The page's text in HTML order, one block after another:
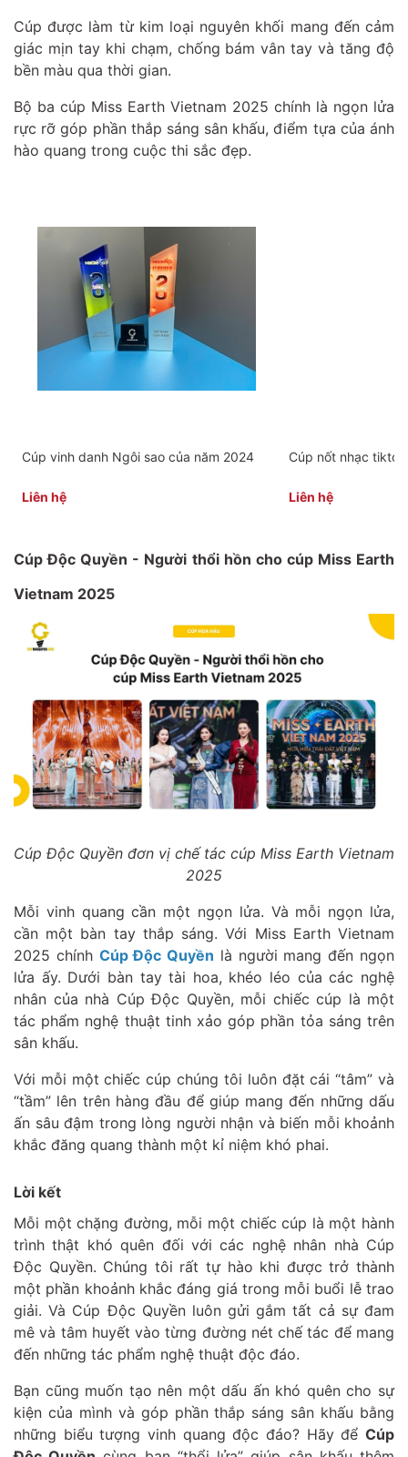
Cúp được làm từ kim loại nguyên khối mang đến cảm
giác mịn tay khi chạm, chống bám vân tay và tăng độ
bền màu qua thời gian.
Bộ ba cúp Miss Earth Vietnam 2025 chính là ngọn lửa
rực rỡ góp phần thắp sáng sân khấu, điểm tựa của ánh
hào quang trong cuộc thi sắc đẹp.
Cúp vinh danh Ngôi sao của năm 2024
Liên hệ
Cúp nốt nhạc tiktok
Liên hệ
Cúp Độc Quyền - Người thổi hồn cho cúp Miss Earth
Vietnam 2025
Cúp Độc Quyền đơn vị chế tác cúp Miss Earth Vietnam
2025
Mỗi vinh quang cần một ngọn lửa. Và mỗi ngọn lửa,
cần một bàn tay thắp sáng. Với Miss Earth Vietnam
2025 chính Cúp Độc Quyền là người mang đến ngọn
lửa ấy. Dưới bàn tay tài hoa, khéo léo của các nghệ
nhân của nhà Cúp Độc Quyền, mỗi chiếc cúp là một
tác phẩm nghệ thuật tinh xảo góp phần tỏa sáng trên
sân khấu.
Với mỗi một chiếc cúp chúng tôi luôn đặt cái “tâm” và
“tầm” lên trên hàng đầu để giúp mang đến những dấu
ấn sâu đậm trong lòng người nhận và biến mỗi khoảnh
khắc đăng quang thành một kỉ niệm khó phai.
Lời kết
Mỗi một chặng đường, mỗi một chiếc cúp là một hành
trình thật khó quên đối với các nghệ nhân nhà Cúp
Độc Quyền. Chúng tôi rất tự hào khi được trở thành
một phần khoảnh khắc đáng giá trong mỗi buổi lễ trao
giải. Và Cúp Độc Quyền luôn gửi gắm tất cả sự đam
mê và tâm huyết vào từng đường nét chế tác để mang
đến những tác phẩm nghệ thuật độc đáo.
Bạn cũng muốn tạo nên một dấu ấn khó quên cho sự
kiện của mình và góp phần thắp sáng sân khấu bằng
những biểu tượng vinh quang độc đáo? Hãy để Cúp